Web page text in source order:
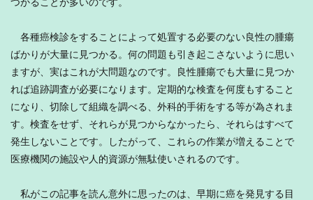
各種癌検診をすることによって処置する必要のない良性の腫瘍
ばかりが大量に見つかる。何の問題も引き起こさないように思い
ますが、実はこれが大問題なのです。良性腫瘍でも大量に見つか
れば追跡調査が必要になります。定期的な検査を何度もすること
になり、切除して組織を調べる、外科的手術をする等が為されま
す。検査をせず、それらが見つからなかったら、それらはすべて
発生しないことです。したがって、これらの作業が増えることで
医療機関の施設や人的資源が無駄使いされるのです。
私がこの記事を読ん意外に思ったのは、早期に癌を発見する目